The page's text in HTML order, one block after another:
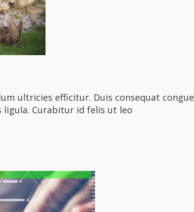
ultricies efficitur. Duis consequat congue
ligula. Curabitur id felis ut leo